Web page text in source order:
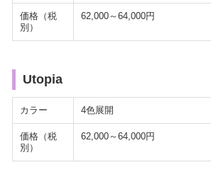
価格（税
別）
62,000～64,000円
Utopia
カラー 4色展開
価格（税
別）
62,000～64,000円